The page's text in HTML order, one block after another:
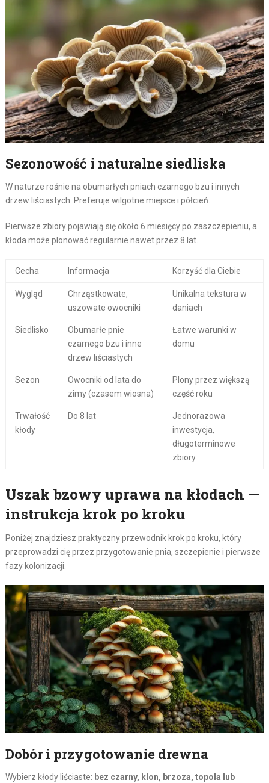
Sezonowość i naturalne siedliska
W naturze rośnie na obumarłych pniach czarnego bzu i innych
drzew liściastych. Preferuje wilgotne miejsce i półcień.
Pierwsze zbiory pojawiają się około 6 miesięcy po zaszczepieniu, a
kłoda może plonować regularnie nawet przez 8 lat.
Cecha Informacja Korzyść dla Ciebie
Wygląd
Chrząstkowate,
uszowate owocniki
Unikalna tekstura w
daniach
Siedlisko
Obumarłe pnie
czarnego bzu i inne
drzew liściastych
Łatwe warunki w
domu
Sezon
Owocniki od lata do
zimy (czasem wiosna)
Plony przez większą
część roku
Trwałość
kłody
Do 8 lat
Jednorazowa
inwestycja,
długoterminowe
zbiory
Uszak bzowy uprawa na kłodach —
instrukcja krok po kroku
Poniżej znajdziesz praktyczny przewodnik krok po kroku, który
przeprowadzi cię przez przygotowanie pnia, szczepienie i pierwsze
fazy kolonizacji.
Dobór i przygotowanie drewna
Wybierz kłody liściaste: bez czarny, klon, brzoza, topola lub